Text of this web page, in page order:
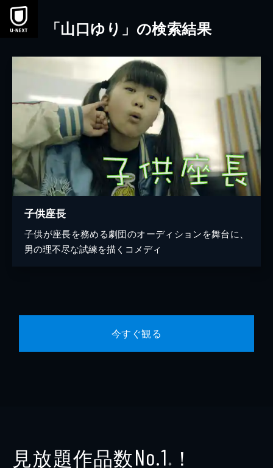
本文へスキップ
「山口ゆり」の検索結果
子供座長
子供が座長を務める劇団のオーディションを舞台に、
男の理不尽な試練を描くコメディ
今すぐ観る
見放題作品数No.1 ※ ！